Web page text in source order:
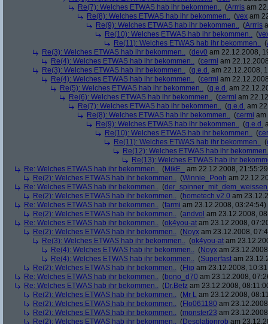
Re(7): Welches ETWAS hab ihr bekommen.. (Arrris am
Re(8): Welches ETWAS hab ihr bekommen.. (vex am
Re(9): Welches ETWAS hab ihr bekommen.. (Arrris
Re(10): Welches ETWAS hab ihr bekommen.. (
Re(11): Welches ETWAS hab ihr bekommen.. (
Re(3): Welches ETWAS hab ihr bekommen.. (dev0 am 22.12.2008,
Re(4): Welches ETWAS hab ihr bekommen.. (cermi am
Re(3): Welches ETWAS hab ihr bekommen.. (q.e.d. am 22.12.2008,
Re(4): Welches ETWAS hab ihr bekommen.. (cermi am
Re(5): Welches ETWAS hab ihr bekommen.. (q.e.d. am
Re(6): Welches ETWAS hab ihr bekommen.. (cermi am
Re(7): Welches ETWAS hab ihr bekommen.. (q.e.d. am
Re(8): Welches ETWAS hab ihr bekommen.. (cermi am
Re(9): Welches ETWAS hab ihr bekommen.. (q.e.d.
Re(10): Welches ETWAS hab ihr bekommen.. (
Re(11): Welches ETWAS hab ihr bekommen.. (
Re(12): Welches ETWAS hab ihr
Re(13): Welches ETWAS hab ihr
Re: Welches ETWAS hab ihr bekommen.. (MikE_
am 22.12.2008,
Re(2): Welches ETWAS hab ihr bekommen.. (Winnie_Pooh am
Re: Welches ETWAS hab ihr bekommen.. (
Re(2): Welches ETWAS hab ihr bekommen.. (hometech.v2.0 am
Re: Welches ETWAS hab ihr bekommen.. (farmi am 23.12.2008, 03:24:54)
Re(2): Welches ETWAS hab ihr bekommen.. (andvol am 23.12.2008,
Re: Welches ETWAS hab ihr bekommen.. (ok4you-at am 23.12.2008,
Re(2): Welches ETWAS hab ihr bekommen.. (Noyx am 23.12.2008,
Re(3): Welches ETWAS hab ihr bekommen.. (ok4you-at am
Re(4): Welches ETWAS hab ihr bekommen.. (Noyx am
Re(4): Welches ETWAS hab ihr bekommen.. (Superfast am
Re(2): Welches ETWAS hab ihr bekommen.. (Flip am 23.12.2008,
Re: Welches ETWAS hab ihr bekommen.. (bono_d70 am 23.12.2008,
Re: Welches ETWAS hab ihr bekommen.. (Dr.Betz am 23.12.2008,
Re(2): Welches ETWAS hab ihr bekommen.. (Mr L am 23.12.2008,
Re(2): Welches ETWAS hab ihr bekommen.. (Flo061180 am
Re(2): Welches ETWAS hab ihr bekommen.. (monster23 am
Re(2): Welches ETWAS hab ihr bekommen.. (Desolationrob am